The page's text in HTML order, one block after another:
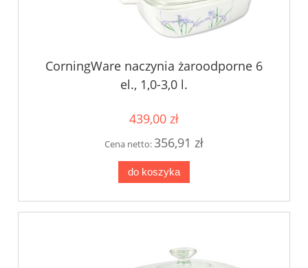
CorningWare naczynia żaroodporne 6
el., 1,0-3,0 l.
439,00 zł
Cena netto:356,91 zł
do koszyka